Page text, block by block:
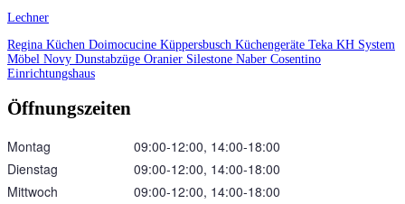
Lechner
Regina Küchen Doimocucine Küppersbusch Küchengeräte Teka KH System
Möbel Novy Dunstabzüge Oranier Silestone Naber Cosentino
Einrichtungshaus
Öffnungszeiten
Montag
09:00‑12:00, 14:00‑18:00
Dienstag
09:00‑12:00, 14:00‑18:00
Mittwoch
09:00‑12:00, 14:00‑18:00